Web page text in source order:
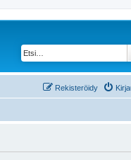
Rekisteröidy